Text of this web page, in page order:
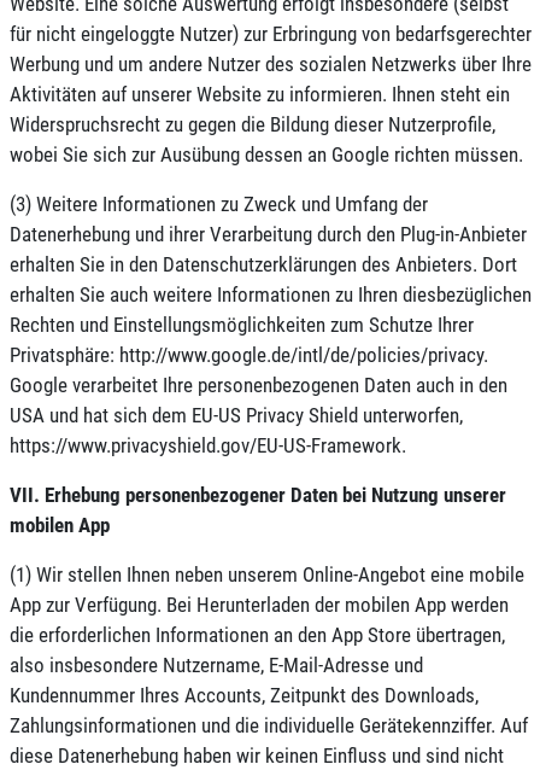
für nicht eingeloggte Nutzer) zur Erbringung von bedarfsgerechter
Werbung und um andere Nutzer des sozialen Netzwerks über Ihre
Aktivitäten auf unserer Website zu informieren. Ihnen steht ein
Widerspruchsrecht zu gegen die Bildung dieser Nutzerprofile,
wobei Sie sich zur Ausübung dessen an Google richten müssen.
(3) Weitere Informationen zu Zweck und Umfang der
Datenerhebung und ihrer Verarbeitung durch den Plug-in-Anbieter
erhalten Sie in den Datenschutzerklärungen des Anbieters. Dort
erhalten Sie auch weitere Informationen zu Ihren diesbezüglichen
Rechten und Einstellungsmöglichkeiten zum Schutze Ihrer
Privatsphäre: http://www.google.de/intl/de/policies/privacy.
Google verarbeitet Ihre personenbezogenen Daten auch in den
USA und hat sich dem EU-US Privacy Shield unterworfen,
https://www.privacyshield.gov/EU-US-Framework.
VII. Erhebung personenbezogener Daten bei Nutzung unserer
mobilen App
(1) Wir stellen Ihnen neben unserem Online-Angebot eine mobile
App zur Verfügung. Bei Herunterladen der mobilen App werden
die erforderlichen Informationen an den App Store übertragen,
also insbesondere Nutzername, E-Mail-Adresse und
Kundennummer Ihres Accounts, Zeitpunkt des Downloads,
Zahlungsinformationen und die individuelle Gerätekennziffer. Auf
diese Datenerhebung haben wir keinen Einfluss und sind nicht